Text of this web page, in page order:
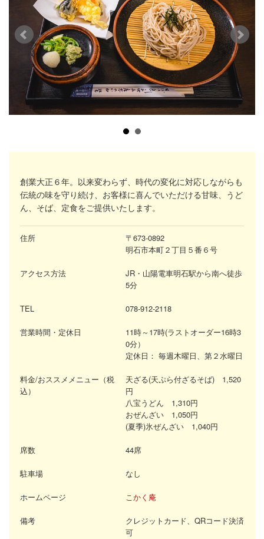
創業大正６年。以来変わらず、時代の変化に対応しながらも
伝統の味を守り続け、お客様に喜んでいただける甘味、うど
ん、そば、定食をご提供いたします。
住所
〒673-0892
明石市本町２丁目５番６号
アクセス方法
JR・山陽電車明石駅から南へ徒歩
5分
TEL 078-912-2118
営業時間・定休日
11時～17時(ラストオーダー16時3
0分）
定休日： 毎週木曜日、第２水曜日
料金/おススメメニュー（税
込）
天ざる(天ぷら付ざるそば) 1,520
円
八宝うどん 1,310円
おぜんざい 1,050円
(夏季)氷ぜんざい 1,040円
席数 44席
駐車場 なし
ホームページ こかく庵
備考
クレジットカード、QRコード決済
可